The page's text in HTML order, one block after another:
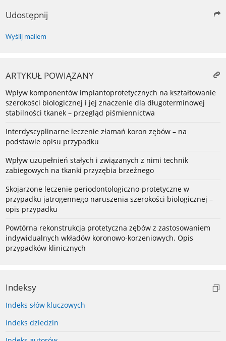
Udostępnij
Wyślij mailem
ARTYKUŁ POWIĄZANY
Wpływ komponentów implantoprotetycznych na kształtowanie
szerokości biologicznej i jej znaczenie dla długoterminowej
stabilności tkanek – przegląd piśmiennictwa
Interdyscyplinarne leczenie złamań koron zębów – na
podstawie opisu przypadku
Wpływ uzupełnień stałych i związanych z nimi technik
zabiegowych na tkanki przyzębia brzeżnego
Skojarzone leczenie periodontologiczno-protetyczne w
przypadku jatrogennego naruszenia szerokości biologicznej –
opis przypadku
Powtórna rekonstrukcja protetyczna zębów z zastosowaniem
indywidualnych wkładów koronowo-korzeniowych. Opis
przypadków klinicznych
Indeksy
Indeks słów kluczowych
Indeks dziedzin